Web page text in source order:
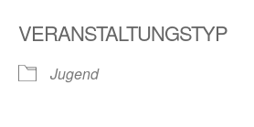
VERANSTALTUNGSTYP
Jugend